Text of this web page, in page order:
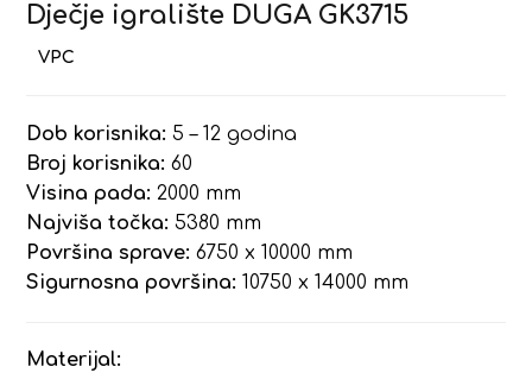
Dječje igralište DUGA GK3715
Dob korisnika: 5 – 12 godina
Broj korisnika: 60
Visina pada: 2000 mm
Najviša točka: 5380 mm
Površina sprave: 6750 x 10000 mm
Sigurnosna površina: 10750 x 14000 mm
Materijal: